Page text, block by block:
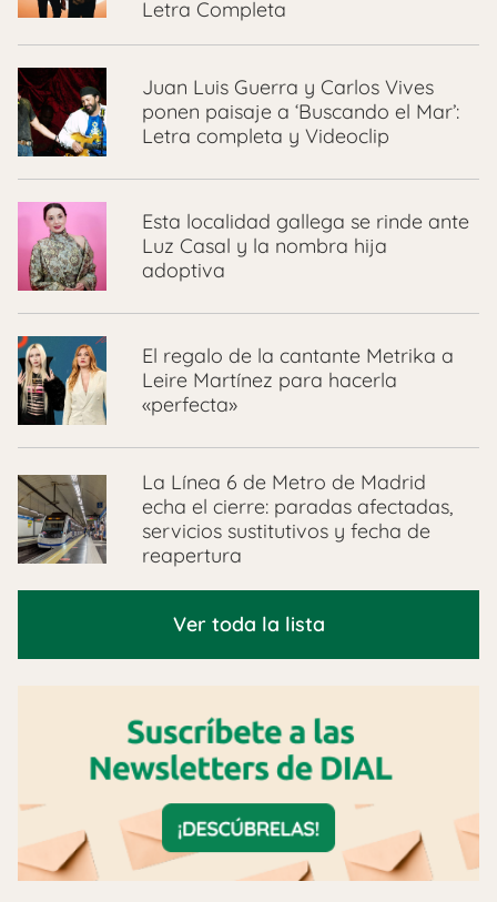
Letra Completa
Juan Luis Guerra y Carlos Vives
ponen paisaje a ‘Buscando el Mar’:
Letra completa y Videoclip
Esta localidad gallega se rinde ante
Luz Casal y la nombra hija
adoptiva
El regalo de la cantante Metrika a
Leire Martínez para hacerla
«perfecta»
La Línea 6 de Metro de Madrid
echa el cierre: paradas afectadas,
servicios sustitutivos y fecha de
reapertura
Ver toda la lista